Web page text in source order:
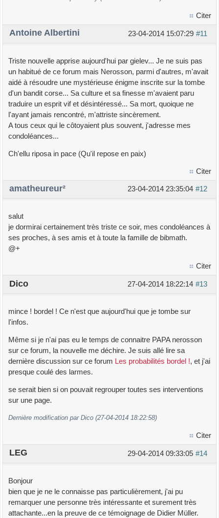
Citer
#11
23-04-2014 15:07:29
Antoine Albertini
Triste nouvelle apprise aujourd'hui par gielev... Je ne suis pas
un habitué de ce forum mais Nerosson, parmi d'autres, m'avait
aidé à résoudre une mystérieuse énigme inscrite sur la tombe
d'un bandit corse... Sa culture et sa finesse m'avaient paru
traduire un esprit vif et désintéressé... Sa mort, quoique ne
l'ayant jamais rencontré, m'attriste sincèrement.
A tous ceux qui le côtoyaient plus souvent, j'adresse mes
condoléances...
Ch'ellu riposa in pace (Qu'il repose en paix)
Citer
#12
23-04-2014 23:35:04
amatheureur²
salut
je dormirai certainement très triste ce soir, mes condoléances à
ses proches, à ses amis et à toute la famille de bibmath.
@+
Citer
#13
27-04-2014 18:22:14
Dico
mince ! bordel ! Ce n'est que aujourd'hui que je tombe sur
l'infos.
Même si je n'ai pas eu le temps de connaitre PAPA nerosson
sur ce forum, la nouvelle me déchire. Je suis allé lire sa
dernière discussion sur ce forum Les probabilités bordel !, et j'ai
presque coulé des larmes.
se serait bien si on pouvait regrouper toutes ses interventions
sur une page.
Dernière modification par Dico (27-04-2014 18:22:58)
Citer
#14
29-04-2014 09:33:05
LEG
Bonjour
bien que je ne le connaisse pas particulièrement, j'ai pu
remarquer une personne très intéressante et surement très
attachante...en la preuve de ce témoignage de Didier Müller.